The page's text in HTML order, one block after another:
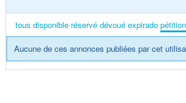
tous disponible réservé dévoué expirado
Aucune de ces annonces publiées par cet